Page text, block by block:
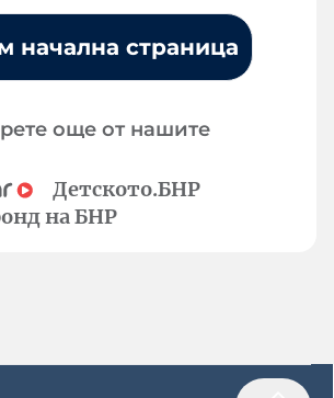
начална страница
още от нашите
Детското.БНР
на БНР